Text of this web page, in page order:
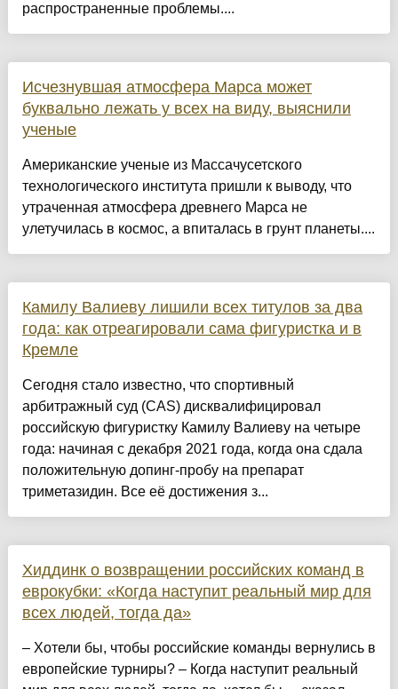
распространенные проблемы....
Исчезнувшая атмосфера Марса может
буквально лежать у всех на виду, выяснили
ученые
Американские ученые из Массачусетского
технологического института пришли к выводу, что
утраченная атмосфера древнего Марса не
улетучилась в космос, а впиталась в грунт планеты....
Камилу Валиеву лишили всех титулов за два
года: как отреагировали сама фигуристка и в
Кремле
Сегодня стало известно, что спортивный
арбитражный суд (CAS) дисквалифицировал
российскую фигуристку Камилу Валиеву на четыре
года: начиная с декабря 2021 года, когда она сдала
положительную допинг-пробу на препарат
триметазидин. Все её достижения з...
Хиддинк о возвращении российских команд в
еврокубки: «Когда наступит реальный мир для
всех людей, тогда да»
– Хотели бы, чтобы российские команды вернулись в
европейские турниры? – Когда наступит реальный